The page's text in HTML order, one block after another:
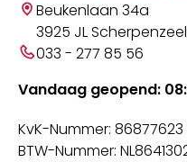
Beukenlaan 34a
3925 JL Scherpenzeel
033 - 277 85 56
Vandaag geopend:
KvK-Nummer: 86877623
BTW-Nummer: